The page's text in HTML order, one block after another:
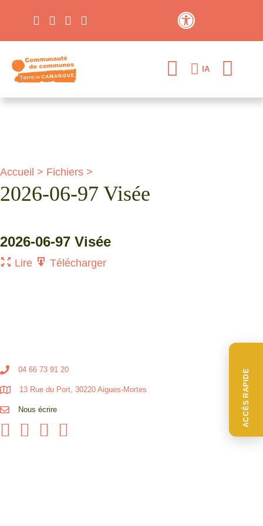
ACCÈS RAPIDE
IA
Accueil > Fichiers >
2026-06-97 Visée
2026-06-97 Visée
Lire Télécharger
04 66 73 91 20
13 Rue du Port, 30220 Aigues-Mortes
Nous écrire